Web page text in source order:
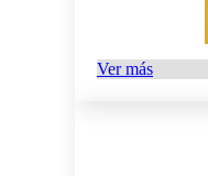
Ver más